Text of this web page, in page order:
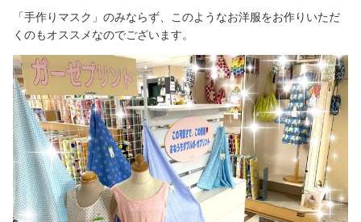
「手作りマスク」のみならず、このようなお洋服をお作りいただ
くのもオススメなのでございます。